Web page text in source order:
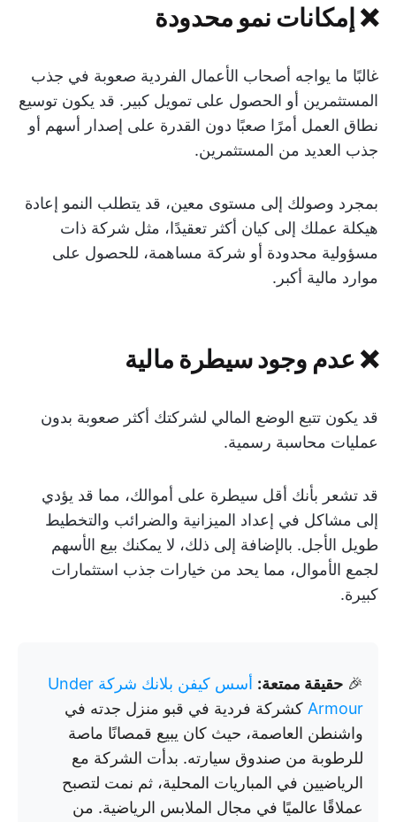
❌ إمكانات نمو محدودة
غالبًا ما يواجه أصحاب الأعمال الفردية صعوبة في جذب
المستثمرين أو الحصول على تمويل كبير. قد يكون توسيع
نطاق العمل أمرًا صعبًا دون القدرة على إصدار أسهم أو
جذب العديد من المستثمرين.
بمجرد وصولك إلى مستوى معين، قد يتطلب النمو إعادة
هيكلة عملك إلى كيان أكثر تعقيدًا، مثل شركة ذات
مسؤولية محدودة أو شركة مساهمة، للحصول على
موارد مالية أكبر.
❌ عدم وجود سيطرة مالية
قد يكون تتبع الوضع المالي لشركتك أكثر صعوبة بدون
عمليات محاسبة رسمية.
قد تشعر بأنك أقل سيطرة على أموالك، مما قد يؤدي
إلى مشاكل في إعداد الميزانية والضرائب والتخطيط
طويل الأجل. بالإضافة إلى ذلك، لا يمكنك بيع الأسهم
لجمع الأموال، مما يحد من خيارات جذب استثمارات
كبيرة.
🎉 حقيقة ممتعة:
أسس كيفن بلانك شركة Under
Armour كشركة فردية في قبو منزل جدته في
واشنطن العاصمة، حيث كان يبيع قمصانًا ماصة
للرطوبة من صندوق سيارته. بدأت الشركة مع
الرياضيين في المباريات المحلية، ثم نمت لتصبح
عملاقًا عالميًا في مجال الملابس الرياضية. من